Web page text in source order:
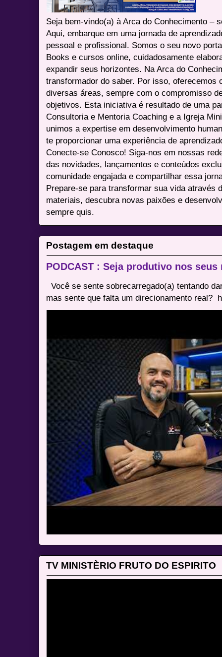
Seja bem-vindo(a) à Arca do Conhecimento –
Aqui, embarque em uma jornada de
pessoal e profissional. Somos o seu novo
Books e cursos online, cuidadosamente
expandir seus horizontes. Na Arca do
transformador do saber. Por isso, oferecemos
diversas áreas, sempre com o compromisso
objetivos. Esta iniciativa é resultado de uma
Consultoria e Mentoria Coaching e a Igreja
unimos a expertise em desenvolvimento
te proporcionar uma experiência de
Conecte-se Conosco! Siga-nos em nossas
das novidades, lançamentos e conteúdos
comunidade engajada e compartilhar essa
Prepare-se para transformar sua vida através
materiais, descubra novas paixões e
sempre quis.
Postagem em destaque
PODCAST : Seja produtivo nos seus
Você se sente sobrecarregado(a) tentando
mas sente que falta um direcionamento real?
TV MINISTÈRIO FRUTO DO ESPIRITO